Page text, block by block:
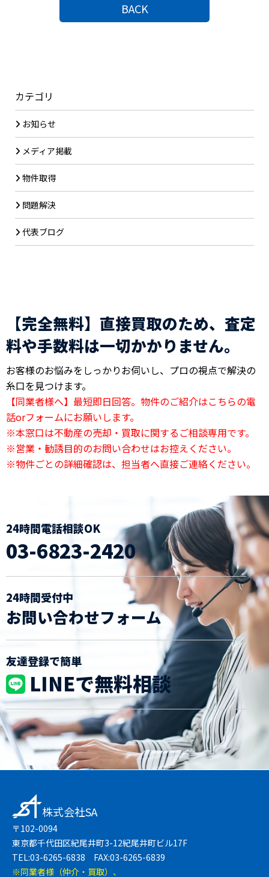
BACK
カテゴリ
お知らせ
メディア掲載
物件取得
問題解決
代表ブログ
【完全無料】直接買取のため、査定
料や手数料は一切かかりません。
お客様のお悩みをしっかりお伺いし、プロの視点で解決の
糸口を見つけます。
【同業者様へ】最短即日回答。物件のご紹介はこちらの電
話orフォームにお願いします。
※本窓口は不動産の売却・買取に関するご相談専用です。
※営業・勧誘目的のお問い合わせはお控えください。
※物件ごとの詳細確認は、担当者へ直接ご連絡ください。
24時間電話相談OK
03-6823-2420
24時間受付中
お問い合わせフォーム
友達登録で簡単
LINEで無料相談
株式会社SA
〒102-0094
東京都千代田区紀尾井町3-12紀尾井町ビル17F
TEL:03-6265-6838 FAX:03-6265-6839
※同業者様（仲介・買取）、